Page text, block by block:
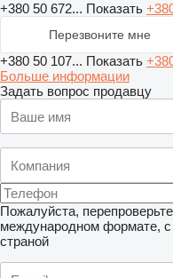
+380 50 672... Показать
Перезвоните мне
+380 50 107... Показать
Больше информации
Задать вопрос продавцу
Пожалуйста,
международном формате,
страной